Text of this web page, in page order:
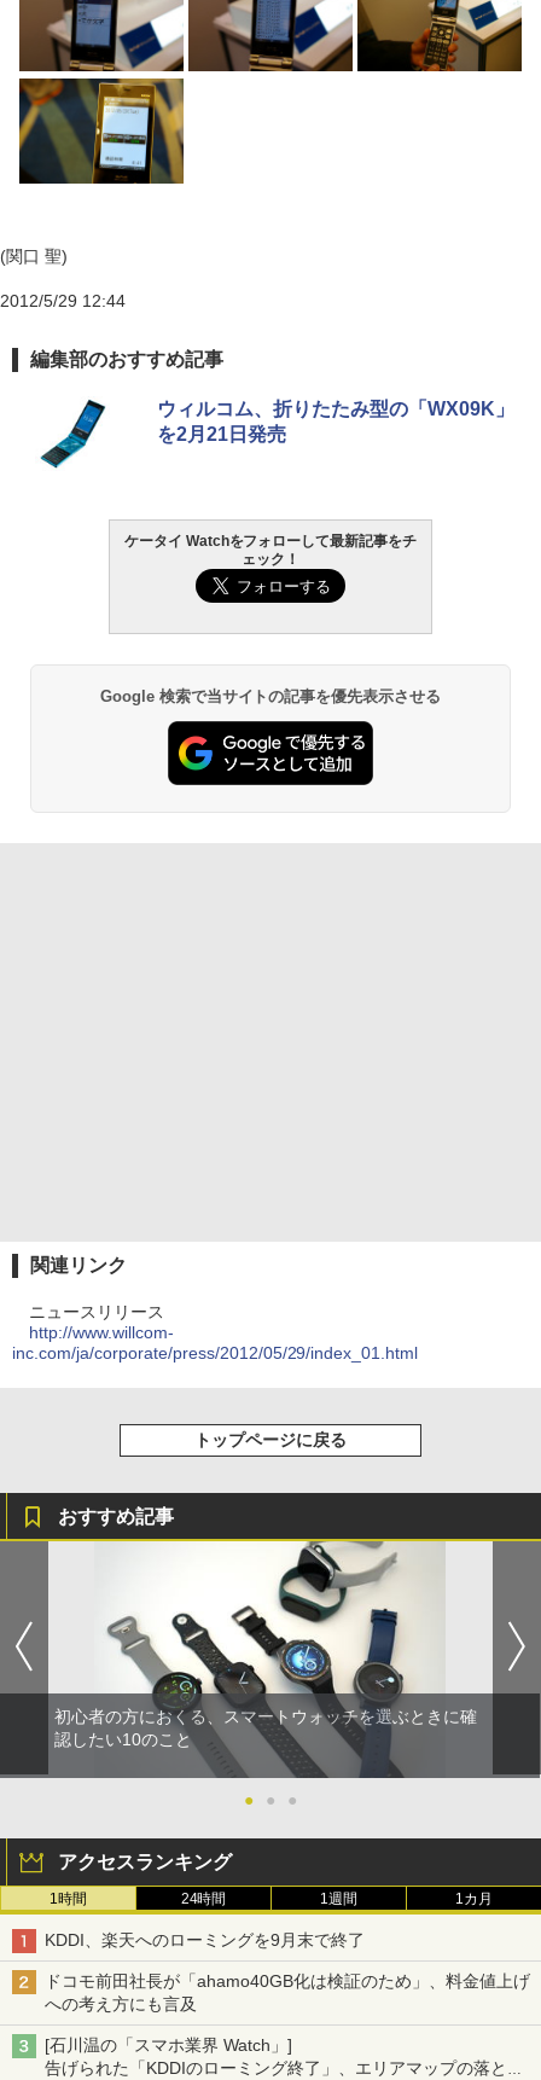
(関口 聖)
2012/5/29 12:44
編集部のおすすめ記事
ウィルコム、折りたたみ型の「WX09K」
を2月21日発売
ケータイ Watchをフォローして最新記事をチ
ェック！
Google 検索で当サイトの記事を優先表示させる
関連リンク
ニュースリリース
http://www.willcom-
inc.com/ja/corporate/press/2012/05/29/index_01.html
トップページに戻る
おすすめ記事
初心者の方におくる、スマートウォッチを選ぶときに確
認したい10のこと
● ● ●
アクセスランキング
1時間 24時間 1週間 1カ月
KDDI、楽天へのローミングを9月末で終了
ドコモ前田社長が「ahamo40GB化は検証のため」、料金値上げ
への考え方にも言及
[石川温の「スマホ業界 Watch」]
告げられた「KDDIのローミング終了」、エリアマップの落とし